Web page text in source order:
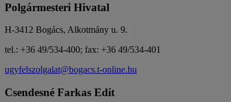
Polgármesteri Hivatal
H-3412 Bogács, Alkotmány u. 9.
tel.: +36 49/534-400; fax: +36 49/534-401
ugyfelszolgalat@bogacs.t-online.hu
Csendesné Farkas Edit